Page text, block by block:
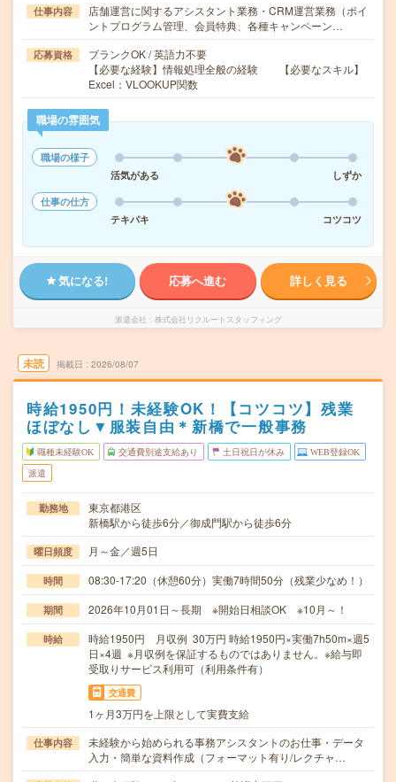
仕事内容
店舗運営に関するアシスタント業務・CRM運営業務（ポイ
ントプログラム管理、会員特典、各種キャンペーン…
応募資格
ブランクOK / 英語力不要
【必要な経験】情報処理全般の経験 【必要なスキル】
Excel：VLOOKUP関数
職場の雰囲気
職場の様子
活気がある
しずか
仕事の仕方
テキパキ
コツコツ
気になる! 応募へ進む 詳しく見る
派遣会社 株式会社リクルートスタッフィング
未読 掲載日 2026/08/07
時給1950円！未経験OK！【コツコツ】残業
ほぼなし▼服装自由＊新橋で一般事務
職種未経験OK 交通費別途支給あり 土日祝日が休み WEB登録OK
派遣
勤務地
東京都港区
新橋駅から徒歩6分／御成門駅から徒歩6分
曜日頻度 月～金／週5日
時間 08:30-17:20（休憩60分）実働7時間50分（残業少なめ！）
期間 2026年10月01日～長期 ※開始日相談OK ※10月～！
時給
時給1950円 月収例 30万円 時給1950円×実働7h50m×週5
日×4週 ※月収例を保証するものではありません。※給与即
受取りサービス利用可（利用条件有）
交通費
1ヶ月3万円を上限として実費支給
仕事内容
未経験から始められる事務アシスタントのお仕事・データ
入力・簡単な資料作成（フォーマット有り/レクチャ…